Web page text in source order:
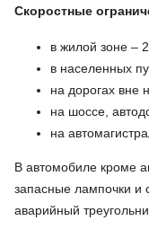
Скоростные
в жилой зоне –
в населенных
на дорогах вне
на шоссе,
на
В автомобиле кроме
запасные лампочки и
аварийный